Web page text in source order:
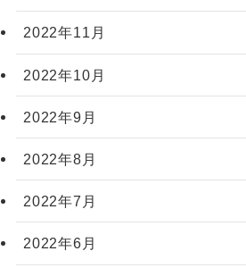
2022年11月
2022年10月
2022年9月
2022年8月
2022年7月
2022年6月